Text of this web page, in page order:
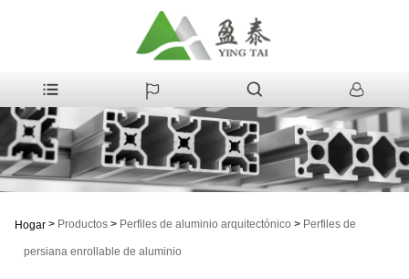
Hogar > Productos > Perfiles de aluminio arquitectónico > Perfiles de
persiana enrollable de aluminio